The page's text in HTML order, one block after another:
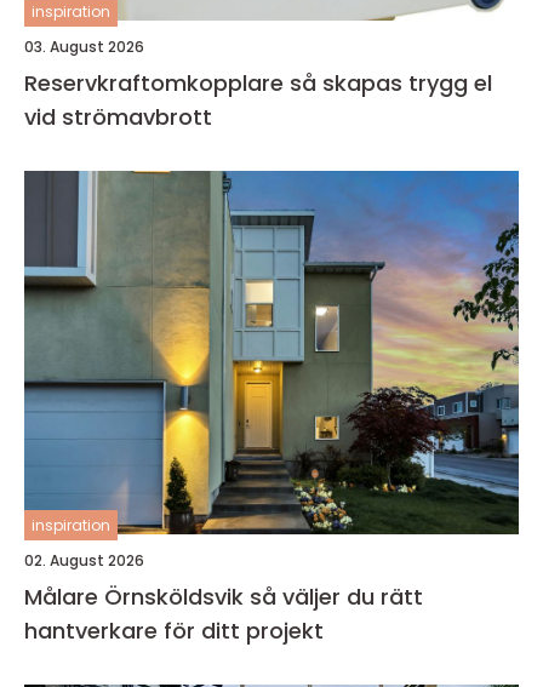
inspiration
03. August 2026
Reservkraftomkopplare så skapas trygg el
vid strömavbrott
inspiration
02. August 2026
Målare Örnsköldsvik så väljer du rätt
hantverkare för ditt projekt